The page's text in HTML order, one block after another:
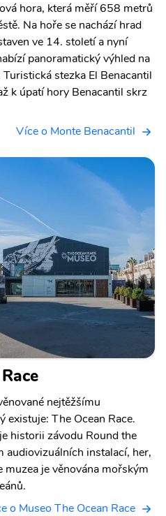
hora, která měří 658 metrů
Na hoře se nachází hrad
ve 14. století a nyní
panoramatický výhled na
stezka El Benacantil
k úpatí hory Benacantil skrz
Více o Monte Benacantil
nejtěžšímu
existuje: The Ocean Race.
historii závodu Round the
instalací, her,
muzea je věnována mořským
o Museo The Ocean Race